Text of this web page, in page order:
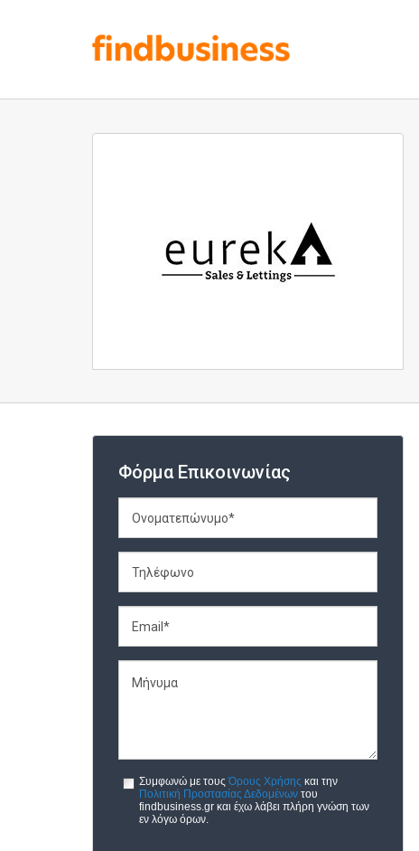
Φόρμα Επικοινωνίας
Συμφωνώ με τουςΌρους Χρήσης και την
Πολιτική Προστασίας Δεδομένων του
findbusiness.gr και έχω λάβει πλήρη γνώση των
εν λόγω όρων.